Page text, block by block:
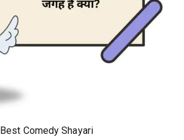
Best Comedy Shayari